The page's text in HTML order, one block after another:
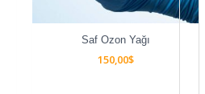
Saf Ozon Yağı
150,00$